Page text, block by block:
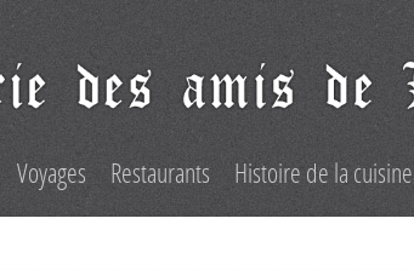
Voyages Restaurants Histoire de la cuisine